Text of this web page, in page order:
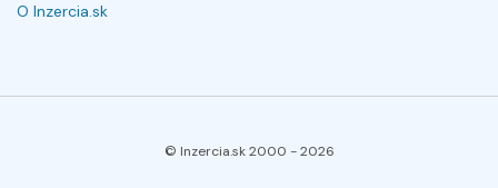
O Inzercia.sk
© Inzercia.sk 2000 -2026